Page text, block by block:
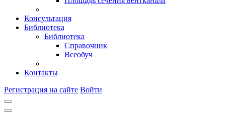
Консультация
Библиотека
Библиотека
Справочник
Всеобуч
Контакты
Регистрация на сайте Войти